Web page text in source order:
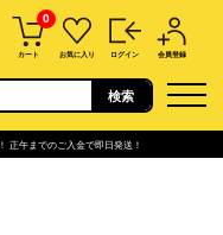
0
カート お気に入り ログイン 会員登録
正午までのご入金で即日発送！